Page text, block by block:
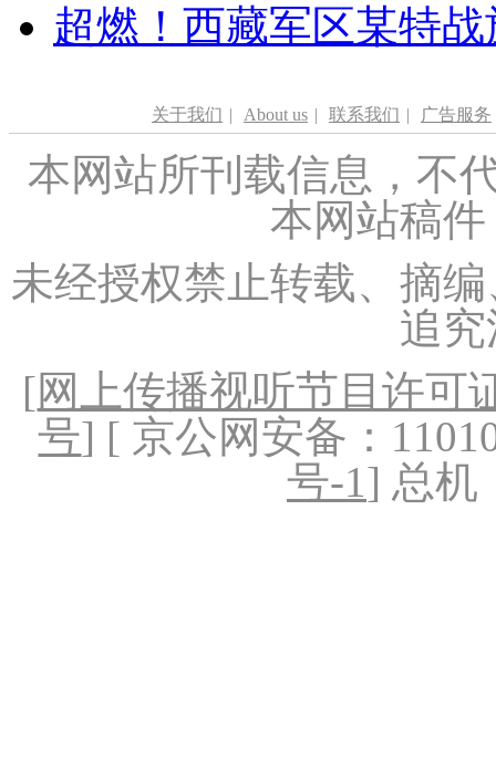
超燃！西藏军区某特
关于我们 | About us | 联系我们 | 广告服务
本网站所刊载信息，不
本网站稿
未经授权禁止转载、摘
追
[网上传播视听节目许可
号] [ 京公网安备：
号-1] 总机